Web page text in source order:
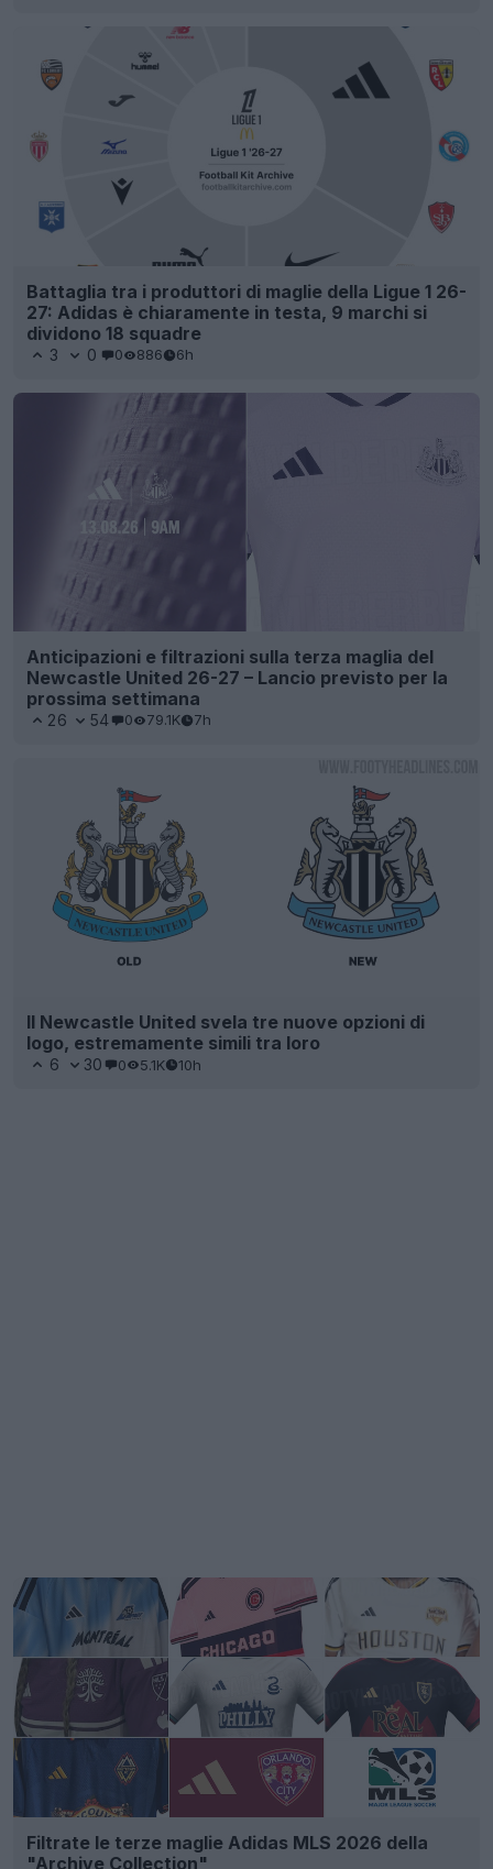
Battaglia tra i produttori di maglie della Ligue 1 26-
27: Adidas è chiaramente in testa, 9 marchi si
dividono 18 squadre
3 0 0 886 6h
Anticipazioni e filtrazioni sulla terza maglia del
Newcastle United 26-27 – Lancio previsto per la
prossima settimana
26 54 0 79.1K 7h
Il Newcastle United svela tre nuove opzioni di
logo, estremamente simili tra loro
6 30 0 5.1K 10h
Filtrate le terze maglie Adidas MLS 2026 della
"Archive Collection"